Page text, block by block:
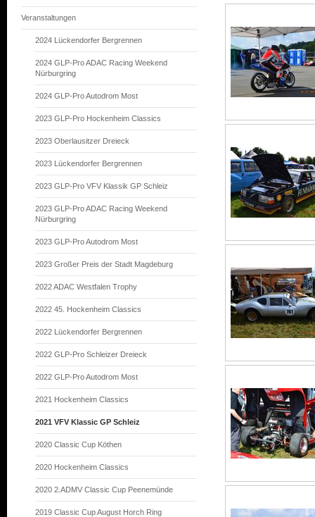
Veranstaltungen
2024 Lückendorfer Bergrennen
2024 GLP-Pro ADAC Racing Weekend
Nürburgring
2024 GLP-Pro Autodrom Most
2023 GLP-Pro Hockenheim Classics
2023 Oberlausitzer Dreieck
2023 Lückendorfer Bergrennen
2023 GLP-Pro VFV Klassik GP Schleiz
2023 GLP-Pro ADAC Racing Weekend
Nürburgring
2023 GLP-Pro Autodrom Most
2023 Großer Preis der Stadt Magdeburg
2022 ADAC Westfalen Trophy
2022 45. Hockenheim Classics
2022 Lückendorfer Bergrennen
2022 GLP-Pro Schleizer Dreieck
2022 GLP-Pro Autodrom Most
2021 Hockenheim Classics
2021 VFV Klassic GP Schleiz
2020 Classic Cup Köthen
2020 Hockenheim Classics
2020 2.ADMV Classic Cup Peenemünde
2019 Classic Cup August Horch Ring